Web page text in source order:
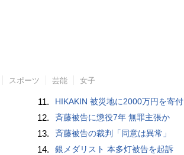
スポーツ 芸能 女子
11. HIKAKIN 被災地に2000万円を寄付
12. 斉藤被告に懲役7年 無罪主張か
13. 斉藤被告の裁判「同意は異常」
14. 銀メダリスト 本多灯被告を起訴